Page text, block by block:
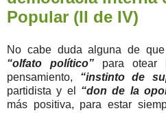
Popular (II de IV)
No cabe duda alguna de que
“olfato político” para otear
pensamiento, “instinto de
partidista y el “don de la
más positiva, para estar